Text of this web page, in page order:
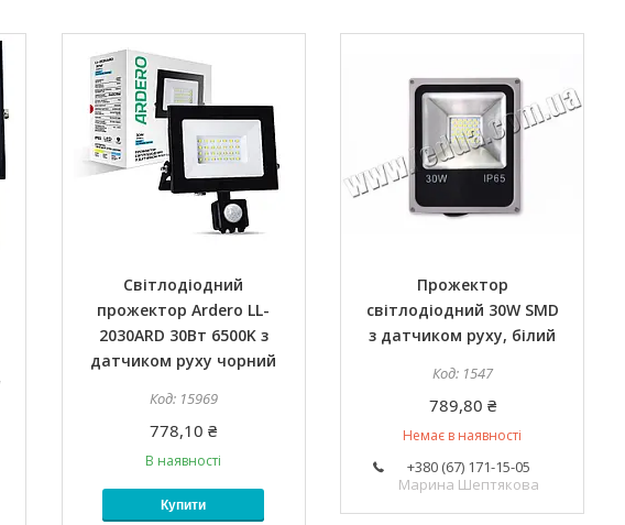
Світлодіодний
прожектор Ardero LL-
2030ARD 30Вт 6500K з
датчиком руху чорний
15969
778,10 ₴
В наявності
Купити
Прожектор
світлодіодний 30W SMD
з датчиком руху, білий
1547
789,80 ₴
Немає в наявності
+380 (67) 171-15-05
Марина Шептякова